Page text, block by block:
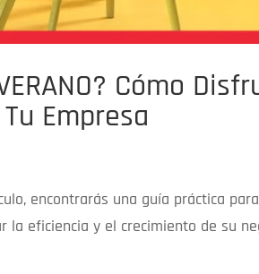
Cómo
Empresa
encontrarás una guía práctica
eficiencia y el crecimiento de su